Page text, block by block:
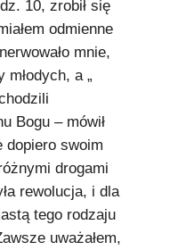
10, zrobił się
odmienne
mnie,
młodych, a „
Bogu – mówił
dopiero swoim
drogami
rewolucja, i dla
tego rodzaju
uważałem,